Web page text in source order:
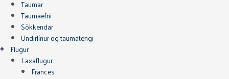
Taumar
Taumaefni
Sökkendar
Undirlínur og taumatengi
Flugur
Laxaflugur
Frances